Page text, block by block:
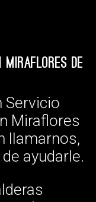
Miraflores de
Servicio
Miraflores
llamarnos,
ayudarle.